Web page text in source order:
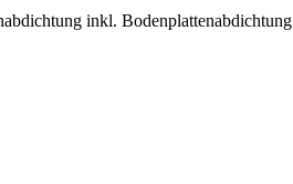
inkl. Bodenplattenabdichtung